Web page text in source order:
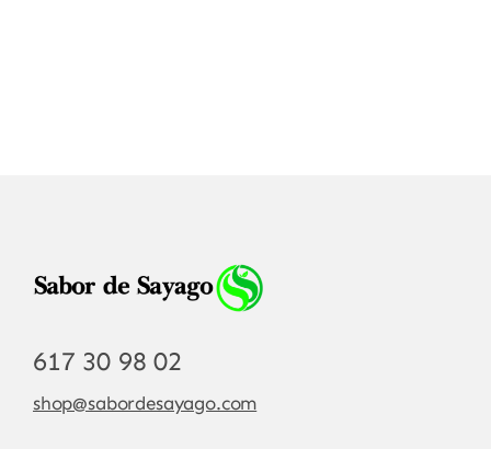
617 30 98 02
shop@sabordesayago.com